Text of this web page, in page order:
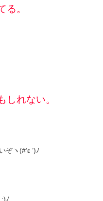
る。
しれない。
ヽ(#‘ε ’)ﾉ
ﾉ